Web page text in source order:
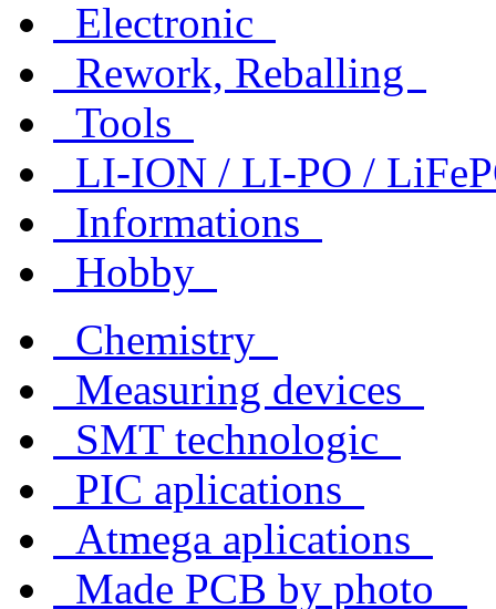
Electronic
Rework, Reballing
Tools
LI-ION / LI-PO /
Informations
Hobby
Chemistry
Measuring devices
SMT technologic
PIC aplications
Atmega aplications
Made PCB by photo